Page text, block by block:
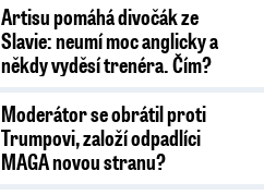
Artisu pomáhá divočák ze
Slavie: neumí moc anglicky a
někdy vyděsí trenéra. Čím?
Moderátor se obrátil proti
Trumpovi, založí odpadlíci
MAGA novou stranu?